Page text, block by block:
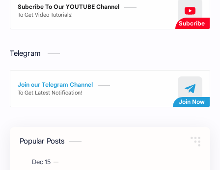
Subcribe To Our YOUTUBE Channel
To Get Video Tutorials!
Telegram
Join our Telegram Channel
To Get Latest Notification!
Popular Posts